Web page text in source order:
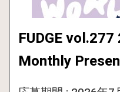
FUDGE
Monthly